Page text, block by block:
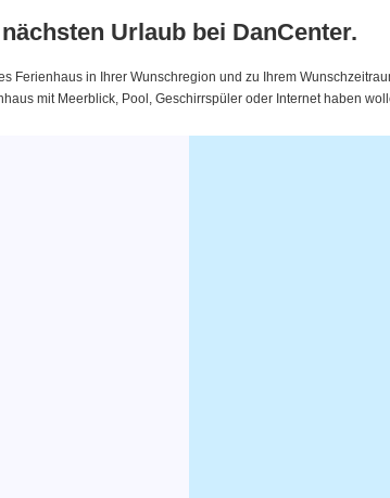
Urlaub bei DanCenter.
Ferienhaus in Ihrer Wunschregion und zu Ihrem
mit Meerblick, Pool, Geschirrspüler oder Internet haben